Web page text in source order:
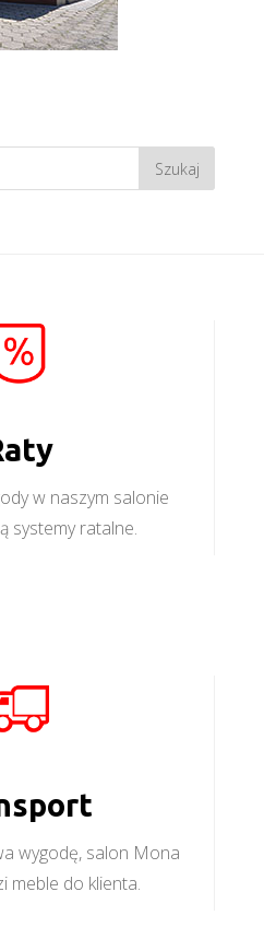
w naszym salonie
systemy ratalne.
wygodę, salon Mona
meble do klienta.